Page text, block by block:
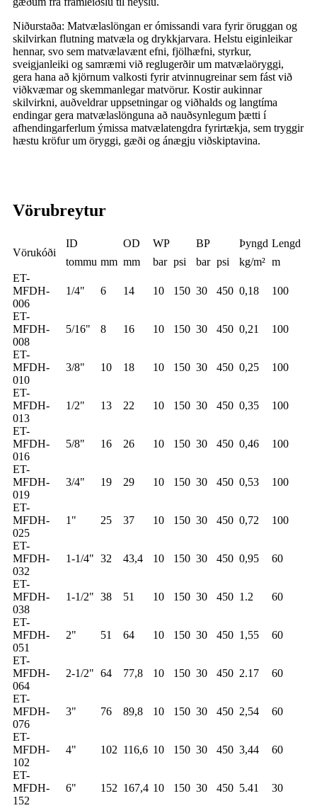
Niðurstaða: Matvælaslöngan er ómissandi vara fyrir öruggan og
skilvirkan flutning matvæla og drykkjarvara. Helstu eiginleikar
hennar, svo sem matvælavænt efni, fjölhæfni, styrkur,
sveigjanleiki og samræmi við reglugerðir um matvælaöryggi,
gera hana að kjörnum valkosti fyrir atvinnugreinar sem fást við
viðkvæmar og skemmanlegar matvörur. Kostir aukinnar
skilvirkni, auðveldrar uppsetningar og viðhalds og langtíma
endingar gera matvælaslönguna að nauðsynlegum þætti í
afhendingarferlum ýmissa matvælatengdra fyrirtækja, sem tryggir
hæstu kröfur um öryggi, gæði og ánægju viðskiptavina.
Vörubreytur
Vörukóði
ID OD WP BP Þyngd Lengd
tommu mm mm bar psi bar psi kg/m² m
ET-
MFDH-
006
1/4" 6 14 10 150 30 450 0,18 100
ET-
MFDH-
008
5/16" 8 16 10 150 30 450 0,21 100
ET-
MFDH-
010
3/8" 10 18 10 150 30 450 0,25 100
ET-
MFDH-
013
1/2" 13 22 10 150 30 450 0,35 100
ET-
MFDH-
016
5/8" 16 26 10 150 30 450 0,46 100
ET-
MFDH-
019
3/4" 19 29 10 150 30 450 0,53 100
ET-
MFDH-
025
1" 25 37 10 150 30 450 0,72 100
ET-
MFDH-
032
1-1/4" 32 43,4 10 150 30 450 0,95 60
ET-
MFDH-
038
1-1/2" 38 51 10 150 30 450 1.2 60
ET-
MFDH-
051
2" 51 64 10 150 30 450 1,55 60
ET-
MFDH-
064
2-1/2" 64 77,8 10 150 30 450 2.17 60
ET-
MFDH-
076
3" 76 89,8 10 150 30 450 2,54 60
ET-
MFDH-
102
4" 102 116,6 10 150 30 450 3,44 60
ET-
MFDH-
152
6" 152 167,4 10 150 30 450 5.41 30